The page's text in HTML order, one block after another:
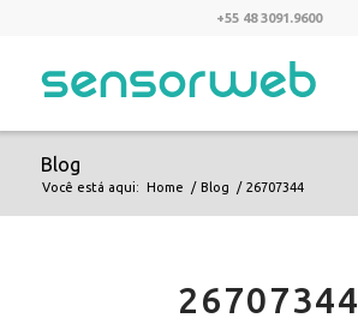
+55 48 3091.9600
Blog
Você está aqui: Home / Blog / 26707344
26707344